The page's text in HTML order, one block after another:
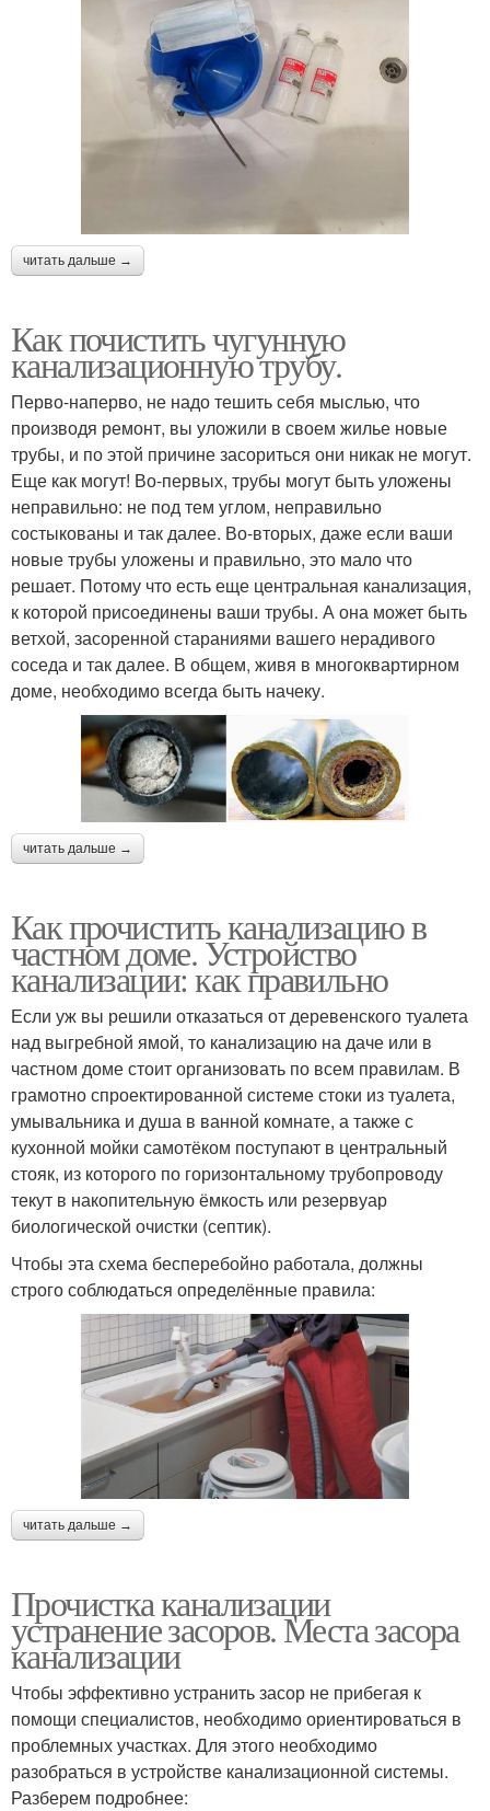
читать дальше →
Как почистить чугунную
канализационную трубу.
Перво-наперво, не надо тешить себя мыслью, что
производя ремонт, вы уложили в своем жилье новые
трубы, и по этой причине засориться они никак не могут.
Еще как могут! Во-первых, трубы могут быть уложены
неправильно: не под тем углом, неправильно
состыкованы и так далее. Во-вторых, даже если ваши
новые трубы уложены и правильно, это мало что
решает. Потому что есть еще центральная канализация,
к которой присоединены ваши трубы. А она может быть
ветхой, засоренной стараниями вашего нерадивого
соседа и так далее. В общем, живя в многоквартирном
доме, необходимо всегда быть начеку.
читать дальше →
Как прочистить канализацию в
частном доме. Устройство
канализации: как правильно
Если уж вы решили отказаться от деревенского туалета
над выгребной ямой, то канализацию на даче или в
частном доме стоит организовать по всем правилам. В
грамотно спроектированной системе стоки из туалета,
умывальника и душа в ванной комнате, а также с
кухонной мойки самотёком поступают в центральный
стояк, из которого по горизонтальному трубопроводу
текут в накопительную ёмкость или резервуар
биологической очистки (септик).
Чтобы эта схема бесперебойно работала, должны
строго соблюдаться определённые правила:
читать дальше →
Прочистка канализации
устранение засоров. Места засора
канализации
Чтобы эффективно устранить засор не прибегая к
помощи специалистов, необходимо ориентироваться в
проблемных участках. Для этого необходимо
разобраться в устройстве канализационной системы.
Разберем подробнее: